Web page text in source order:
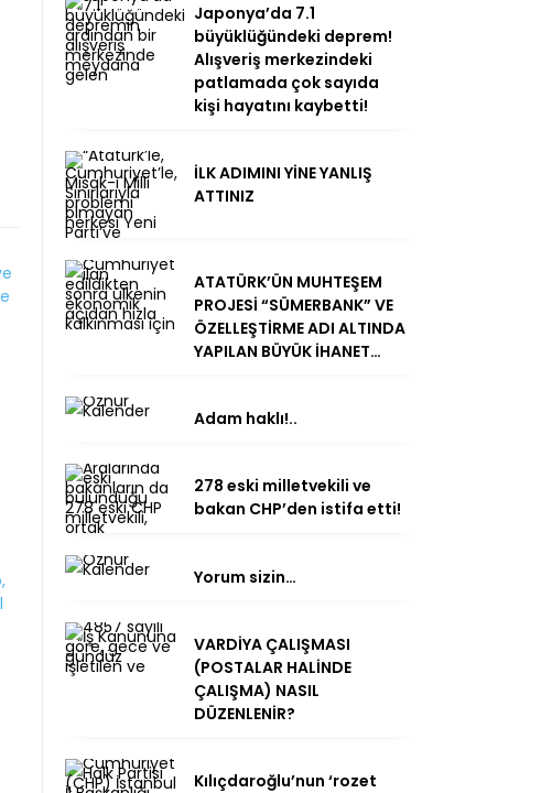
Japonya’da 7.1
büyüklüğündeki deprem!
Alışveriş merkezindeki
patlamada çok sayıda
kişi hayatını kaybetti!
İLK ADIMINI YİNE YANLIŞ
ATTINIZ
ATATÜRK’ÜN MUHTEŞEM
PROJESİ “SÜMERBANK” VE
ÖZELLEŞTİRME ADI ALTINDA
YAPILAN BÜYÜK İHANET…
Adam haklı!..
278 eski milletvekili ve
bakan CHP’den istifa etti!
Yorum sizin…
VARDİYA ÇALIŞMASI
(POSTALAR HALİNDE
ÇALIŞMA) NASIL
DÜZENLENİR?
Kılıçdaroğlu’nun ‘rozet